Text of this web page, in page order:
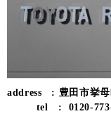
address : 豊田市挙母
tel : 0120-773-